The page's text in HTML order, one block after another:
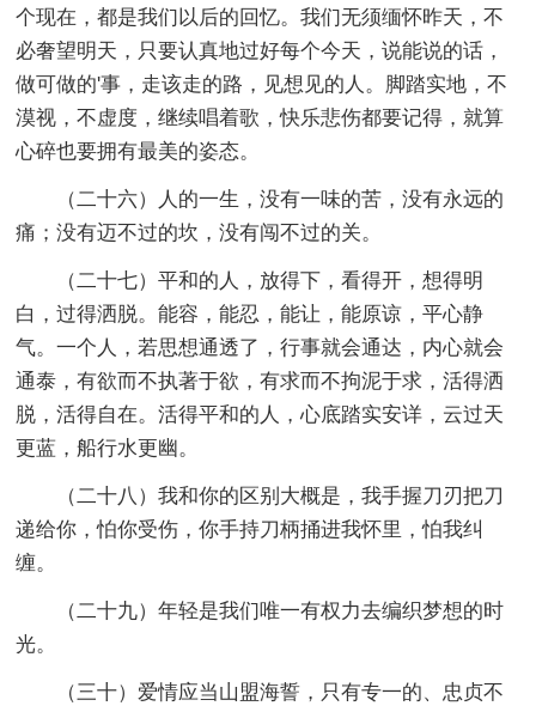
个现在，都是我们以后的回忆。我们无须缅怀昨天，不
必奢望明天，只要认真地过好每个今天，说能说的话，
做可做的'事，走该走的路，见想见的人。脚踏实地，不
漠视，不虚度，继续唱着歌，快乐悲伤都要记得，就算
心碎也要拥有最美的姿态。
（二十六）人的一生，没有一味的苦，没有永远的
痛；没有迈不过的坎，没有闯不过的关。
（二十七）平和的人，放得下，看得开，想得明
白，过得洒脱。能容，能忍，能让，能原谅，平心静
气。一个人，若思想通透了，行事就会通达，内心就会
通泰，有欲而不执著于欲，有求而不拘泥于求，活得洒
脱，活得自在。活得平和的人，心底踏实安详，云过天
更蓝，船行水更幽。
（二十八）我和你的区别大概是，我手握刀刃把刀
递给你，怕你受伤，你手持刀柄捅进我怀里，怕我纠
缠。
（二十九）年轻是我们唯一有权力去编织梦想的时
光。
（三十）爱情应当山盟海誓，只有专一的、忠贞不